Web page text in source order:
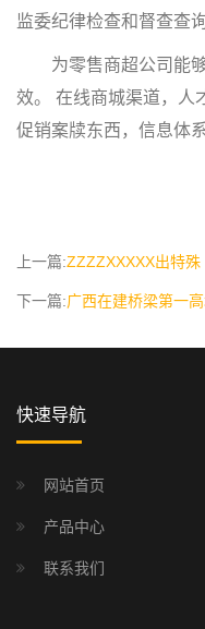
监委纪律检查和督查查询
为零售商超公司能够
效。 在线商城渠道，人
促销案牍东西，信息体
上一篇:ZZZZXXXXX出特殊
下一篇:广西在建桥梁第一
快速导航
网站首页
产品中心
联系我们